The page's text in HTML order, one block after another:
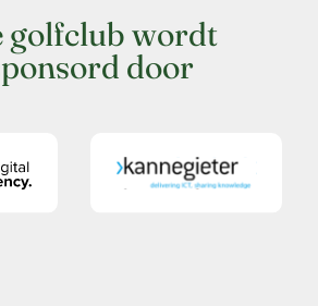
golfclub wordt
door